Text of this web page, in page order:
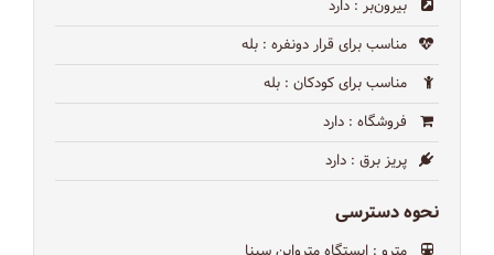
بیرون‌بر : دارد
مناسب برای قرار دونفره : بله
مناسب برای کودکان : بله
فروشگاه : دارد
پریز برق : دارد
نحوه دسترسی